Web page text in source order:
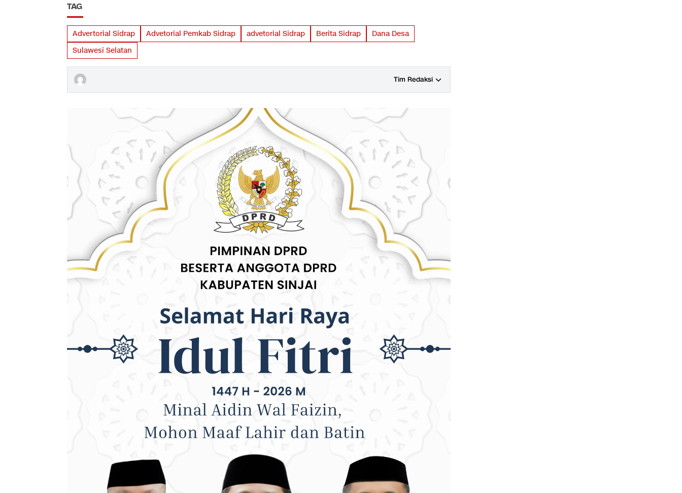
TAG
Advertorial Sidrap Advetorial Pemkab Sidrap advetorial Sidrap Berita Sidrap
Dana Desa
Sulawesi Selatan
Tim Redaksi